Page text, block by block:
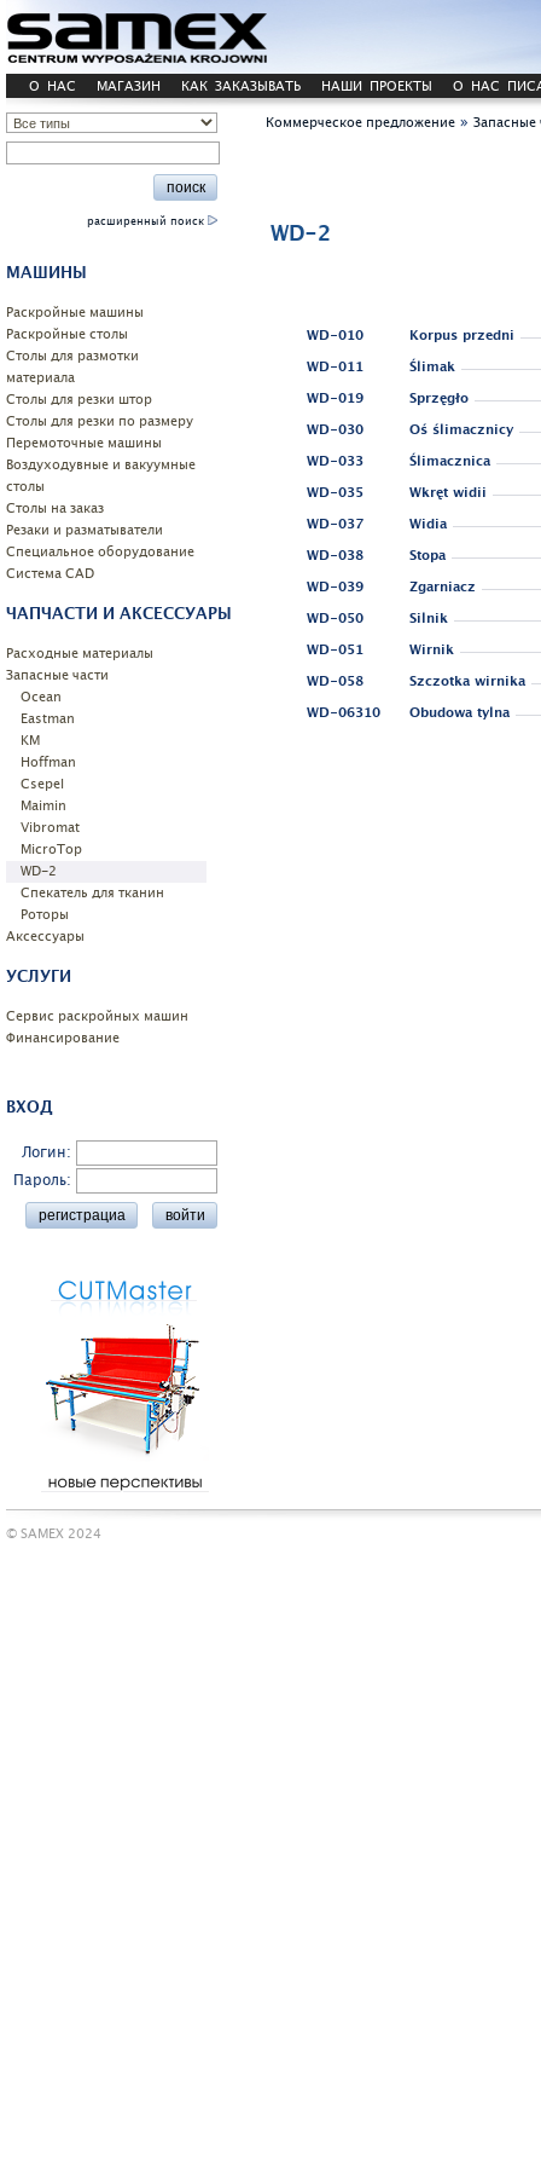
О НАС МАГАЗИН КАК ЗАКАЗЫВАТЬ НАШИ ПРОЕКТЫ О НАС
расширенный поиск
МАШИНЫ
Pаскройные машины
Раскройные столы
Столы для размотки
материала
Cтолы для резки штор
Столы для резки по размеру
Перемоточные машины
Воздуходувные и вакуумные
столы
Столы на заказ
Резаки и разматыватели
Специальное оборудование
Системa CAD
ЧАПЧАСТИ И АКСЕССУАРЫ
Расходные материалы
Запасные части
Ocean
Eastman
KM
Hoffman
Csepel
Maimin
Vibromat
MicroTop
WD-2
Спекатель для тканин
Роторы
Аксессуары
УСЛУГИ
Сервис раскройных машин
Финансирование
ВХОД
Логин:
Пароль:
Коммерческое предложение » Запасные
WD-2
WD-010
Korpus przedni
WD-011
Ślimak
WD-019
Sprzęgło
WD-030
Oś ślimacznicy
WD-033
Ślimacznica
WD-035
Wkręt widii
WD-037
Widia
WD-038
Stopa
WD-039
Zgarniacz
WD-050
Silnik
WD-051
Wirnik
WD-058
Szczotka wirnika
WD-06310
Obudowa tylna
© SAMEX 2024